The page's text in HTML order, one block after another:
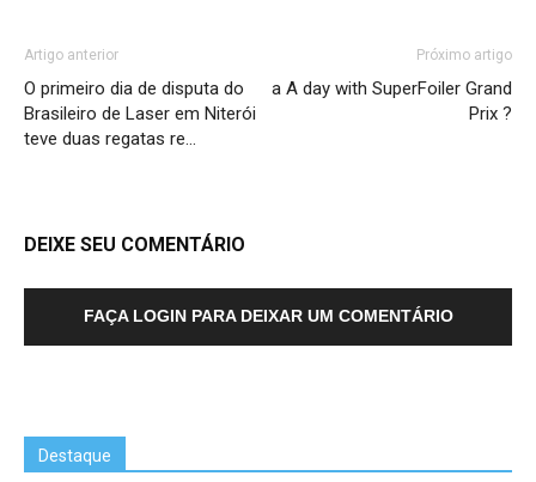
Artigo anterior
O primeiro dia de disputa do
Brasileiro de Laser em Niterói
teve duas regatas re…
Próximo artigo
a A day with SuperFoiler Grand
Prix ?
DEIXE SEU COMENTÁRIO
FAÇA LOGIN PARA DEIXAR UM COMENTÁRIO
Destaque